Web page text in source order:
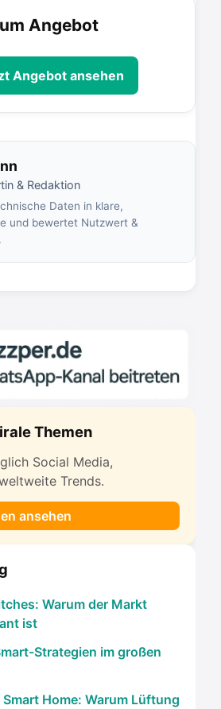
Angebot
Angebot ansehen
& Redaktion
Daten in klare,
und bewertet Nutzwert &
Themen
Social Media,
Trends.
ansehen
Warum der Markt
ist
Strategien im großen
Smart Home: Warum Lüftung